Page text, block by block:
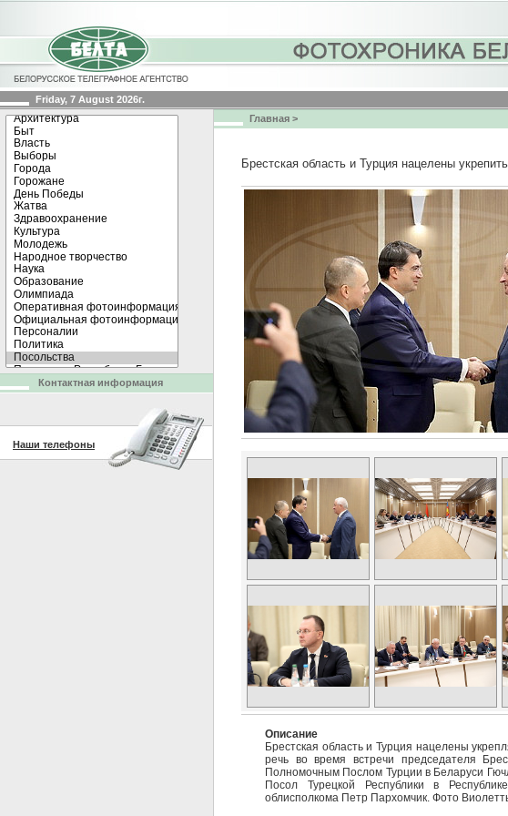
Friday, 7 August 2026г.
Главная >
Брестская область и Турция нацелены
Описание
Брестская область и Турция нацелены
речь во время встречи председателя
Полномочным Послом Турции в Беларуси
Посол Турецкой Республики в
облисполкома Петр Пархомчик. Фото
Контактная информация
Наши телефоны